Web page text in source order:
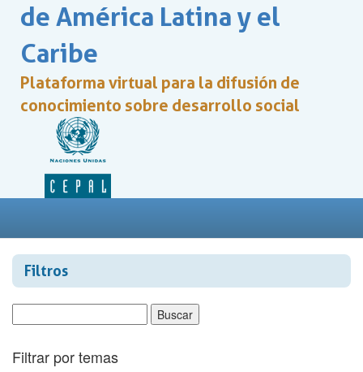
de América Latina y el
Caribe
Plataforma virtual para la difusión de
conocimiento sobre desarrollo social
Filtros
Filtrar por temas